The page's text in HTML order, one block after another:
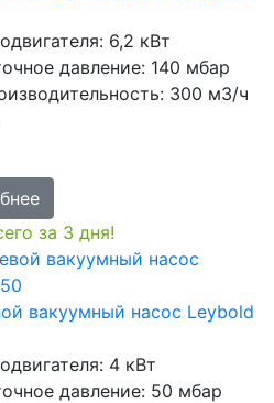
6,2 кВт
давление: 140 мбар
300 м3/ч
за 3 дня!
вакуумный насос Leybold
4 кВт
давление: 50 мбар